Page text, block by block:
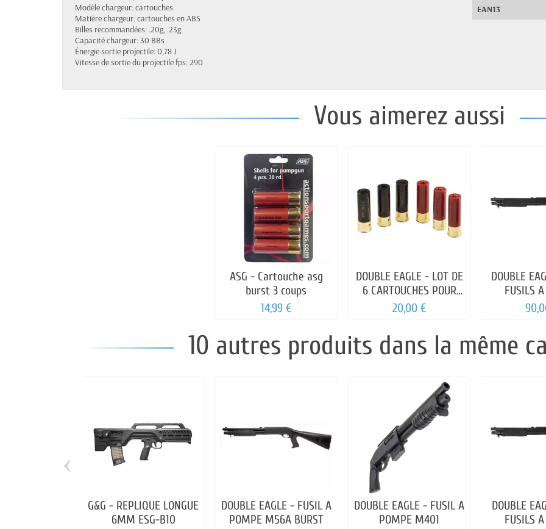
Modèle chargeur: cartouches
Matière chargeur: cartouches en ABS
Billes recommandées: .20g, .23g
Capacité chargeur: 30 BBs
Énergie sortie projectile: 0,78 J
Vitesse de sortie du projectile fps: 290
EAN13
Vous aimerez aussi
ASG - Cartouche asg
burst 3 coups
14,99 €
DOUBLE EAGLE - LOT DE
6 CARTOUCHES POUR
FUSIL A POMPE SPRIN
20,00 €
DOUBLE
FUSILS
10 autres produits dans la même
G&G - REPLIQUE LONGUE
6MM ESG-B10
DOUBLE EAGLE - FUSIL A
POMPE M56A BURST
DOUBLE EAGLE - FUSIL A
POMPE M401
DOUBLE
FUSILS
‹